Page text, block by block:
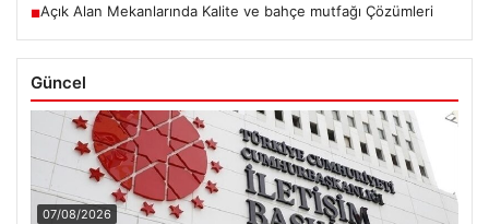
■Açık Alan Mekanlarında Kalite ve bahçe mutfağı Çözümleri
Güncel
07/08/2026